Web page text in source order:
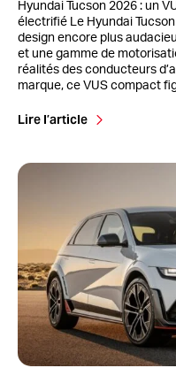
Hyundai Tucson 2026 : un
électrifié Le Hyundai
design encore plus
et une gamme de
réalités des conducteurs
marque, ce VUS compact
Lire l’article